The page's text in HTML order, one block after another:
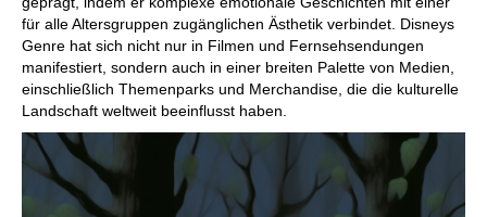
für alle Altersgruppen zugänglichen Ästhetik verbindet. Disneys
Genre hat sich nicht nur in Filmen und Fernsehsendungen
manifestiert, sondern auch in einer breiten Palette von Medien,
einschließlich Themenparks und Merchandise, die die kulturelle
Landschaft weltweit beeinflusst haben.